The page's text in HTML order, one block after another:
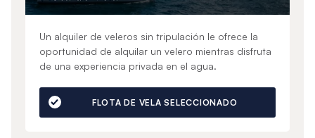
Un alquiler de veleros sin tripulación le ofrece la
oportunidad de alquilar un velero mientras disfruta
de una experiencia privada en el agua.
FLOTA DE VELA SELECCIONADO